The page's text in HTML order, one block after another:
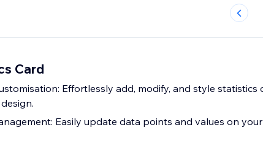
Card
Effortlessly add, modify, and style
Easily update data points and values on